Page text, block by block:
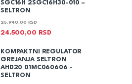
SGC16H 2SGC16H30-010 –
SELTRON
24.500,00 RSD
25.940,00RSD
KOMPAKTNI REGULATOR
GREJANJA SELTRON
AHD20 01MC060606 -
SELTRON